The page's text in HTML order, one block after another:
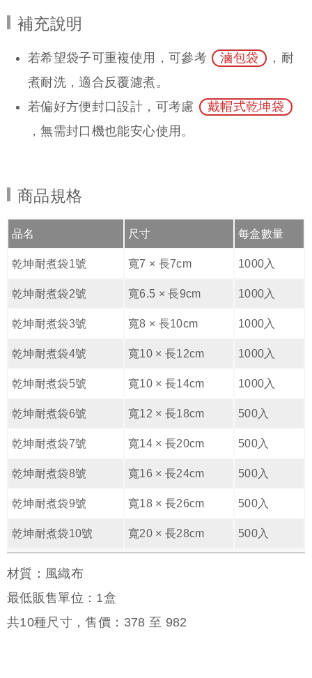
補充說明
若希望袋子可重複使用，可參考 滷包袋
，耐
煮耐洗，適合反覆濾煮。
若偏好方便封口設計，可考慮
戴帽式乾坤袋
，無需封口機也能安心使用。
商品規格
品名 尺寸 每盒數量
乾坤耐煮袋1號 寬7 × 長7cm 1000入
乾坤耐煮袋2號 寬6.5 × 長9cm 1000入
乾坤耐煮袋3號 寬8 × 長10cm 1000入
乾坤耐煮袋4號 寬10 × 長12cm 1000入
乾坤耐煮袋5號 寬10 × 長14cm 1000入
乾坤耐煮袋6號 寬12 × 長18cm 500入
乾坤耐煮袋7號 寬14 × 長20cm 500入
乾坤耐煮袋8號 寬16 × 長24cm 500入
乾坤耐煮袋9號 寬18 × 長26cm 500入
乾坤耐煮袋10號 寬20 × 長28cm 500入
材質：風織布
最低販售單位：1盒
共10種尺寸，售價： 378 至 982